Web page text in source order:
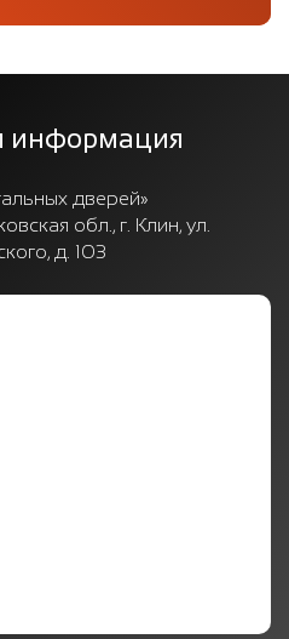
информация
дверей»
обл., г. Клин, ул.
д. 103